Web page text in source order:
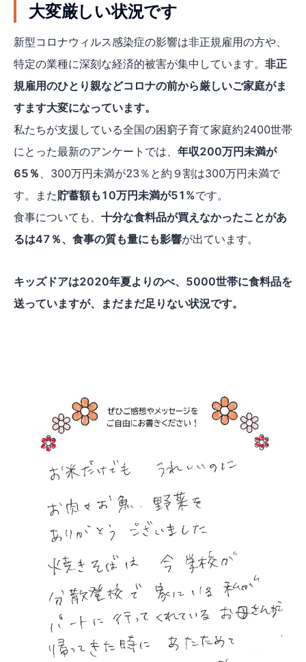
大変厳しい状況です
新型コロナウィルス感染症の影響は非正規雇用の方や、
特定の業種に深刻な経済的被害が集中しています。 非正
規雇用のひとり親などコロナの前から厳しいご家庭がま
すます大変になっています。
私たちが支援している全国の困窮子育て家庭約2400世帯
にとった最新のアンケートでは、 年収200万円未満が
65％ 、300万円未満が23％と約９割は300万円未満で
す。また貯蓄額も10万円未満が51%です。
食事についても、 十分な食料品が買えなかったことがあ
るは47％、食事の質も量にも影響が出ています。
キッズドアは2020年夏よりのべ、5000世帯に食料品を
送っていますが、まだまだ足りない状況です。